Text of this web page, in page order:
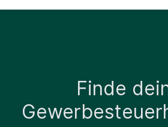
Finde